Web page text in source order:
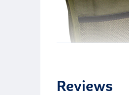
Reviews